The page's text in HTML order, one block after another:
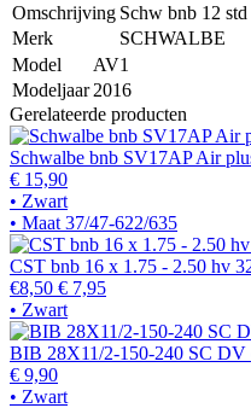
Omschrijving Schw bnb 12
Merk
SCHWALBE
Model
AV1
Modeljaar 2016
Gerelateerde producten
Schwalbe bnb SV17AP Air
€ 15,90
• Zwart
• Maat 37/47-622/635
CST bnb 16 x 1.75 - 2.50 hv
€8,50 € 7,95
• Zwart
BIB 28X11/2-150-240 SC
€ 9,90
• Zwart